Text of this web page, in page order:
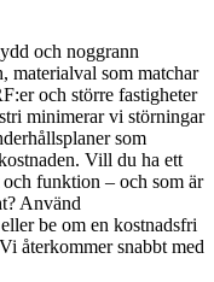
och noggrann
materialval som matchar
och större fastigheter
minimerar vi störningar
som
Vill du ha ett
funktion – och som är
Använd
be om en kostnadsfri
återkommer snabbt med